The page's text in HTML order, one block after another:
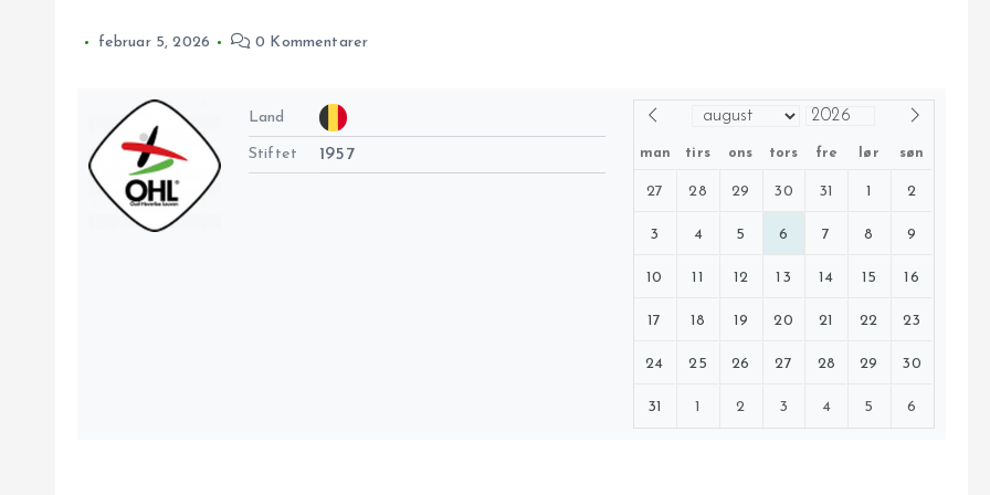
februar 5, 2026 0 Kommentarer
Land
Stiftet 1957 man tirs ons tors fre lør søn
27 28 29 30 31 1 2
3 4 5 6 7 8 9
10 11 12 13 14 15 16
17 18 19 20 21 22 23
24 25 26 27 28 29 30
31 1 2 3 4 5 6